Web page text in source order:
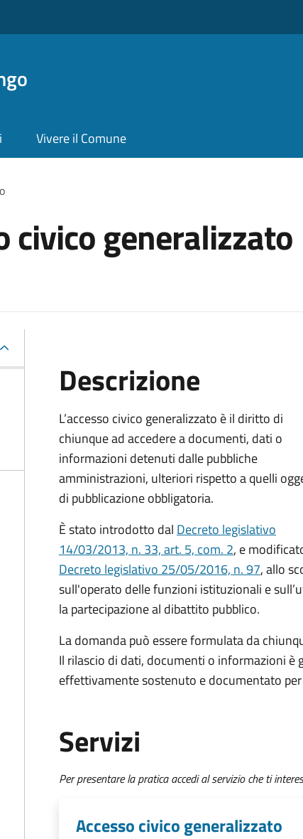
Vivere il Comune
civico generalizzato
Descrizione
L’accesso civico generalizzato è il diritto di
chiunque ad accedere a documenti, dati o
informazioni detenuti dalle pubbliche
amministrazioni, ulteriori rispetto a quelli
di pubblicazione obbligatoria.
È stato introdotto dal Decreto legislativo
14/03/2013, n. 33, art. 5, com. 2, e
Decreto legislativo 25/05/2016, n. 97, allo
sull'operato delle funzioni istituzionali e
la partecipazione al dibattito pubblico.
La domanda può essere formulata da
Il rilascio di dati, documenti o informazioni è
effettivamente sostenuto e documentato
Servizi
Per presentare la pratica accedi al servizio che ti
Accesso civico generalizzato